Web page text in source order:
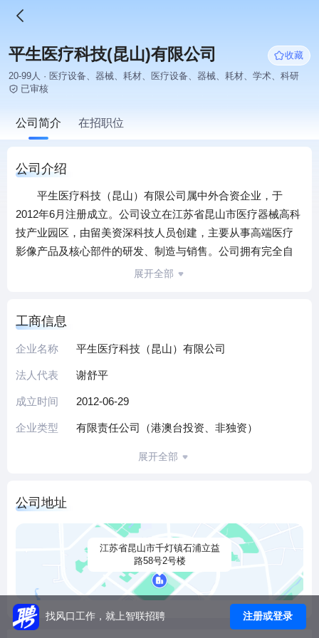
平生医疗科技(昆山)有限公司
收藏
20-99人 · 医疗设备、器械、耗材、医疗设备、器械、耗材、学术、科研
已审核
公司简介 在招职位
公司介绍
平生医疗科技（昆山）有限公司属中外合资企业，于
2012年6月注册成立。公司设立在江苏省昆山市医疗器械高科
技产业园区，由留美资深科技人员创建，主要从事高端医疗
影像产品及核心部件的研发、制造与销售。公司拥有完全自
主的知识产权和制造工艺，其宗旨是通过科技创新降低医疗
展开全部
工商信息
企业名称 平生医疗科技（昆山）有限公司
法人代表 谢舒平
成立时间 2012-06-29
企业类型 有限责任公司（港澳台投资、非独资）
展开全部
公司地址
江苏省昆山市千灯镇石浦立益
路58号2号楼
找风口工作，就上智联招聘 注册或登录